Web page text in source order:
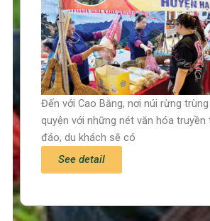
Đến với Cao Bằng, nơi núi rừng
quyện với những nét văn hóa truyền
đáo, du khách sẽ có
See detail